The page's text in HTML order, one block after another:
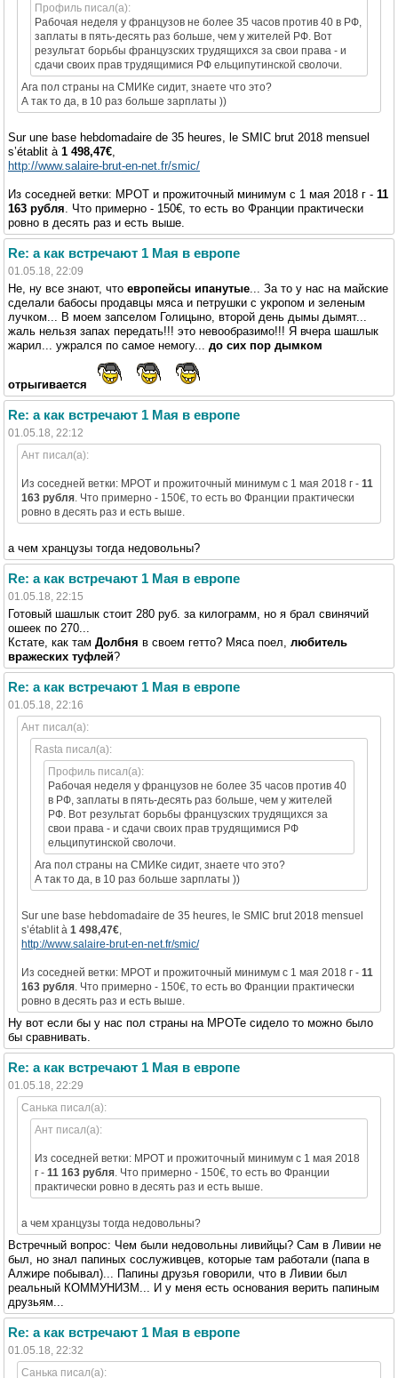
Профиль писал(а):
Рабочая неделя у французов не более 35 часов против 40 в РФ,
заплаты в пять-десять раз больше, чем у жителей РФ. Вот
результат борьбы французских трудящихся за свои права - и
сдачи своих прав трудящимися РФ ельципутинской сволочи.
Ага пол страны на СМИКе сидит, знаете что это?
А так то да, в 10 раз больше зарплаты ))
Sur une base hebdomadaire de 35 heures, le SMIC brut 2018 mensuel
s’établit à 1 498,47€
http://www.salaire-brut-en-net.fr/smic/
Из соседней ветки: МРОТ и прожиточный минимум с 1 мая 2018 г - 11
163 рубля . Что примерно - 150€, то есть во Франции практически
ровно в десять раз и есть выше.
Re: а как встречают 1 Мая в европе
01.05.18, 22:09
Не, ну все знают, что европейсы ипанутые ... За то у нас на майские
сделали бабосы продавцы мяса и петрушки с укропом и зеленым
лучком... В моем запселом Голицыно, второй день дымы дымят...
жаль нельзя запах передать!!! это невообразимо!!! Я вчера шашлык
жарил... ужрался по самое немогу... до сих пор дымком
отрыгивается
Re: а как встречают 1 Мая в европе
01.05.18, 22:12
Ант писал(а):
Из соседней ветки: МРОТ и прожиточный минимум с 1 мая 2018 г - 11
163 рубля . Что примерно - 150€, то есть во Франции практически
ровно в десять раз и есть выше.
а чем хранцузы тогда недовольны?
Re: а как встречают 1 Мая в европе
01.05.18, 22:15
Готовый шашлык стоит 280 руб. за килограмм, но я брал свинячий
ошеек по 270...
Кстате, как там Долбня в своем гетто? Мяса поел, любитель
вражеских туфлей?
Re: а как встречают 1 Мая в европе
01.05.18, 22:16
Ант писал(а):
Rasta писал(а):
Профиль писал(а):
Рабочая неделя у французов не более 35 часов против 40
в РФ, заплаты в пять-десять раз больше, чем у жителей
РФ. Вот результат борьбы французских трудящихся за
свои права - и сдачи своих прав трудящимися РФ
ельципутинской сволочи.
Ага пол страны на СМИКе сидит, знаете что это?
А так то да, в 10 раз больше зарплаты ))
Sur une base hebdomadaire de 35 heures, le SMIC brut 2018 mensuel
s’établit à 1 498,47€
http://www.salaire-brut-en-net.fr/smic/
Из соседней ветки: МРОТ и прожиточный минимум с 1 мая 2018 г - 11
163 рубля . Что примерно - 150€, то есть во Франции практически
ровно в десять раз и есть выше.
Ну вот если бы у нас пол страны на МРОТе сидело то можно было
бы сравнивать.
Re: а как встречают 1 Мая в европе
01.05.18, 22:29
Санька писал(а):
Ант писал(а):
Из соседней ветки: МРОТ и прожиточный минимум с 1 мая 2018
г - 11 163 рубля . Что примерно - 150€, то есть во Франции
практически ровно в десять раз и есть выше.
а чем хранцузы тогда недовольны?
Встречный вопрос: Чем были недовольны ливийцы? Сам в Ливии не
был, но знал папиных сослуживцев, которые там работали (папа в
Алжире побывал)... Папины друзья говорили, что в Ливии был
реальный КОММУНИЗМ... И у меня есть основания верить папиным
друзьям...
Re: а как встречают 1 Мая в европе
01.05.18, 22:32
Санька писал(а):